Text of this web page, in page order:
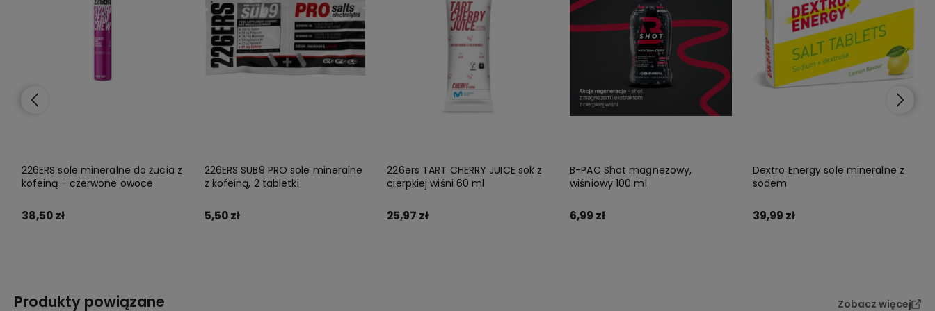
226ERS sole mineralne do żucia z
kofeiną - czerwone owoce
38,50 zł
226ERS SUB9 PRO sole mineralne
z kofeiną, 2 tabletki
5,50 zł
226ers TART CHERRY JUICE sok z
cierpkiej wiśni 60 ml
25,97 zł
B-PAC Shot magnezowy,
wiśniowy 100 ml
6,99 zł
Dextro Energy sole mineralne z
sodem
39,99 zł
Produkty powiązane Zobacz więcej